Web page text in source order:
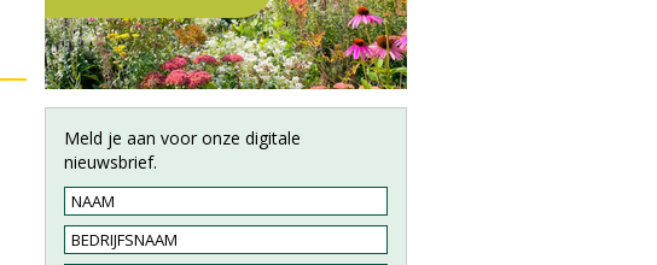
Meld je aan voor onze digitale
nieuwsbrief.